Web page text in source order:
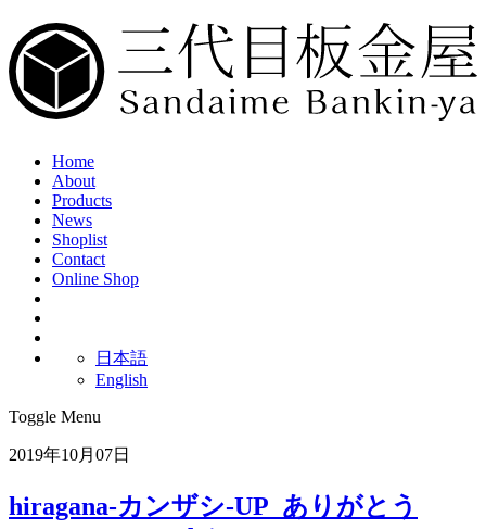
Home
About
Products
News
Shoplist
Contact
Online Shop
日本語
English
Toggle Menu
2019年10月07日
hiragana-カンザシ-UP_ありがとう